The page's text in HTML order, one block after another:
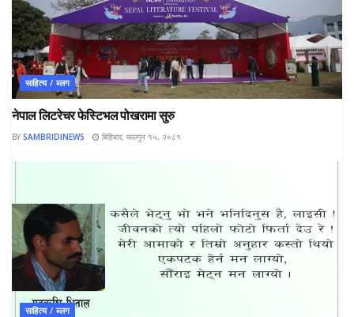
साहित्य / ब्लग
नेपाल लिटरेचर फेस्टिभल पोखरामा सुरु
BY SAMBRIDINEWS बिहिबार, फाल्गुन १५, २०८१
साहित्य / ब्लग